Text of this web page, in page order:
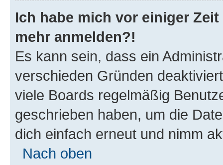
Ich habe mich vor einiger
mehr anmelden?!
Es kann sein, dass ein
verschieden Gründen
viele Boards regelmäßig
geschrieben haben, um die
dich einfach erneut und nimm
Nach oben